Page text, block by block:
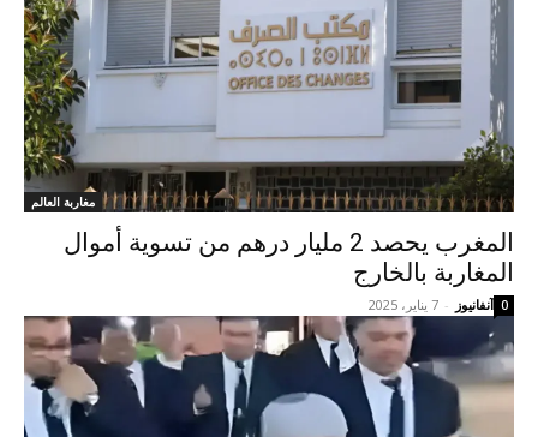
مغاربة العالم
المغرب يحصد 2 مليار درهم من تسوية أموال
المغاربة بالخارج
آنفانيوز - 7 يناير، 2025 0